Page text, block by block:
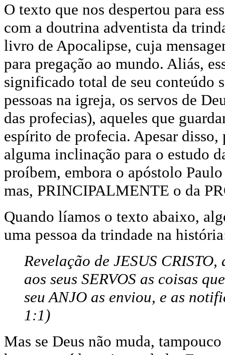
O texto que nos despertou para
com a doutrina adventista da
livro de Apocalipse, cuja
para pregação ao mundo. Aliás,
significado total de seu conteúdo
pessoas na igreja, os servos de
das profecias), aqueles que
espírito de profecia. Apesar
alguma inclinação para o estudo
proíbem, embora o apóstolo
mas, PRINCIPALMENTE o da
Quando líamos o texto abaixo,
uma pessoa da trindade na
Revelação de JESUS
aos seus SERVOS as coisas
seu ANJO as enviou, e as
1:1)
Mas se Deus não muda,